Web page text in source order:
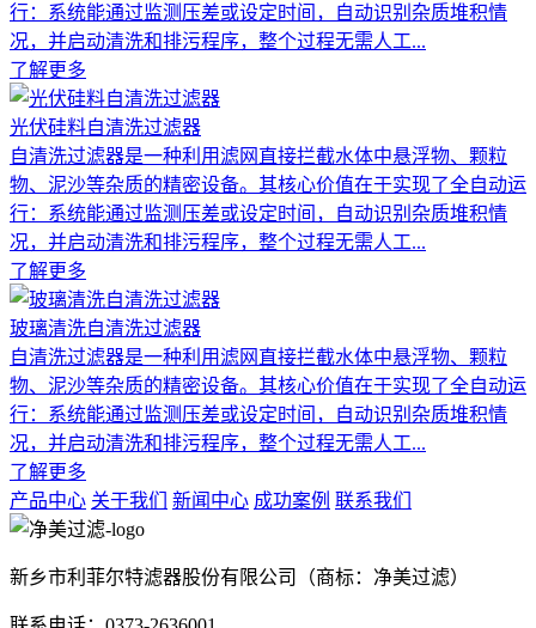
行：系统能通过监测压差或设定时间，自动识别杂质堆积情
况，并启动清洗和排污程序，整个过程无需人工...
了解更多
光伏硅料自清洗过滤器
自清洗过滤器是一种利用滤网直接拦截水体中悬浮物、颗粒
物、泥沙等杂质的精密设备。其核心价值在于实现了全自动运
行：系统能通过监测压差或设定时间，自动识别杂质堆积情
况，并启动清洗和排污程序，整个过程无需人工...
了解更多
玻璃清洗自清洗过滤器
自清洗过滤器是一种利用滤网直接拦截水体中悬浮物、颗粒
物、泥沙等杂质的精密设备。其核心价值在于实现了全自动运
行：系统能通过监测压差或设定时间，自动识别杂质堆积情
况，并启动清洗和排污程序，整个过程无需人工...
了解更多
产品中心 关于我们 新闻中心 成功案例 联系我们
新乡市利菲尔特滤器股份有限公司（商标：净美过滤）